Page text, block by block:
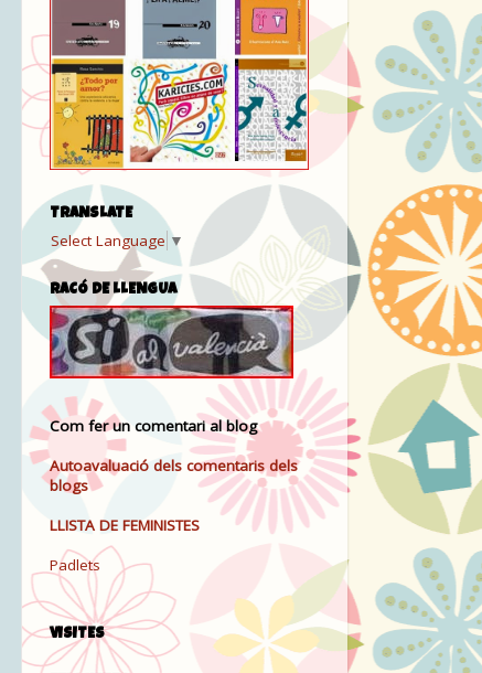
TRANSLATE
Select Language ▼
RACÓ DE LLENGUA
Com fer un comentari al blog
Autoavaluació dels comentaris dels
blogs
LLISTA DE FEMINISTES
Padlets
VISITES